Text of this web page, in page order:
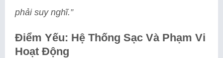
phải suy nghĩ.”
Điểm Yếu: Hệ Thống Sạc Và Phạm Vi
Hoạt Động